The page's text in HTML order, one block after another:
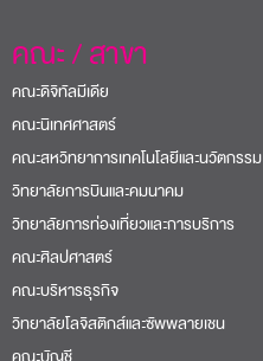
คณะ / สาขา
คณะดิจิทัลมีเดีย
คณะนิเทศศาสตร์
คณะสหวิทยาการเทคโนโลยีและนวัตกรรม
วิทยาลัยการบินและคมนาคม
วิทยาลัยการท่องเที่ยวและการบริการ
คณะศิลปศาสตร์
คณะบริหารธุรกิจ
วิทยาลัยโลจิสติกส์และซัพพลายเชน